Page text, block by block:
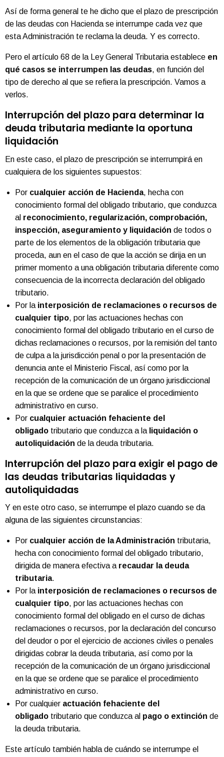
Así de forma general te he dicho que el plazo de prescripción
de las deudas con Hacienda se interrumpe cada vez que
esta Administración te reclama la deuda. Y es correcto.
Pero el artículo 68 de la Ley General Tributaria establece en
qué casos se interrumpen las deudas, en función del
tipo de derecho al que se refiera la prescripción. Vamos a
verlos.
Interrupción del plazo para determinar la
deuda tributaria mediante la oportuna
liquidación
En este caso, el plazo de prescripción se interrumpirá en
cualquiera de los siguientes supuestos:
Por cualquier acción de Hacienda, hecha con
conocimiento formal del obligado tributario, que conduzca
al reconocimiento, regularización, comprobación,
inspección, aseguramiento y liquidación de todos o
parte de los elementos de la obligación tributaria que
proceda, aun en el caso de que la acción se dirija en un
primer momento a una obligación tributaria diferente como
consecuencia de la incorrecta declaración del obligado
tributario.
Por la interposición de reclamaciones o recursos de
cualquier tipo, por las actuaciones hechas con
conocimiento formal del obligado tributario en el curso de
dichas reclamaciones o recursos, por la remisión del tanto
de culpa a la jurisdicción penal o por la presentación de
denuncia ante el Ministerio Fiscal, así como por la
recepción de la comunicación de un órgano jurisdiccional
en la que se ordene que se paralice el procedimiento
administrativo en curso.
Por cualquier actuación fehaciente del
obligado tributario que conduzca a la liquidación o
autoliquidación de la deuda tributaria.
Interrupción del plazo para exigir el pago de
las deudas tributarias liquidadas y
autoliquidadas
Y en este otro caso, se interrumpe el plazo cuando se da
alguna de las siguientes circunstancias:
Por cualquier acción de la Administración tributaria,
hecha con conocimiento formal del obligado tributario,
dirigida de manera efectiva a recaudar la deuda
tributaria.
Por la interposición de reclamaciones o recursos de
cualquier tipo, por las actuaciones hechas con
conocimiento formal del obligado en el curso de dichas
reclamaciones o recursos, por la declaración del concurso
del deudor o por el ejercicio de acciones civiles o penales
dirigidas cobrar la deuda tributaria, así como por la
recepción de la comunicación de un órgano jurisdiccional
en la que se ordene que se paralice el procedimiento
administrativo en curso.
Por cualquier actuación fehaciente del
obligado tributario que conduzca al pago o extinción de
la deuda tributaria.
Este artículo también habla de cuándo se interrumpe el